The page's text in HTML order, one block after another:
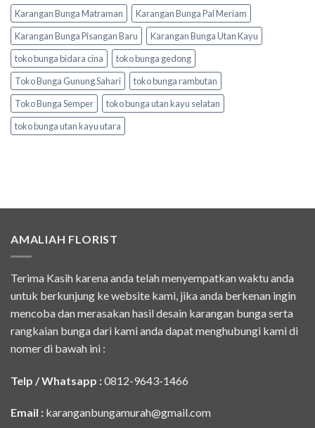
Karangan Bunga Matraman
Karangan Bunga Pal Meriam
Karangan Bunga Pisangan Baru
Karangan Bunga Utan Kayu
toko bunga bidara cina
toko bunga gedong
Toko Bunga Gunung Sahari
toko bunga rambutan
Toko Bunga Semper
toko bunga utan kayu selatan
toko bunga utan kayu utara
AMALIAH FLORIST
Terima Kasih karena anda telah menyempatkan waktu anda
untuk berkunjung ke website kami, jika anda berkenan ingin
mencoba dan merasakan hasil desain karangan bunga serta
rangkaian bunga dari kami anda dapat menghubungi kami di
nomer di bawah ini :
Telp / Whatsapp :0812-9643-1466
Email : karanganbungamurah@gmail.com